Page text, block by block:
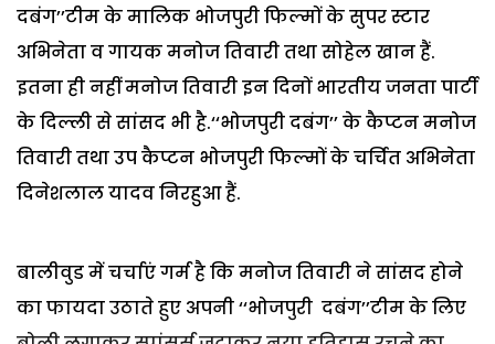
दबंग’’टीम के मालिक भोजपुरी फिल्मों के सुपर स्टार
अभिनेता व गायक मनोज तिवारी तथा सोहेल खान हैं.
इतना ही नहीं मनोज तिवारी इन दिनों भारतीय जनता पार्टी
के दिल्ली से सांसद भी है.‘‘भोजपुरी दबंग’’ के कैप्टन मनोज
तिवारी तथा उप कैप्टन भोजपुरी फिल्मों के चर्चित अभिनेता
दिनेशलाल यादव निरहुआ हैं.
बालीवुड में चर्चाएं गर्म है कि मनोज तिवारी ने सांसद होने
का फायदा उठाते हुए अपनी ‘‘भोजपुरी दबंग’’टीम के लिए